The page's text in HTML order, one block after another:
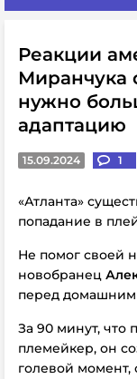
Реакции
Миранчука
нужно
адаптацию
15.09.2024 1
«Атланта»
попадание в
Не помог своей
новобранец
перед
За 90 минут, что
племейкер, он
голевой момент,